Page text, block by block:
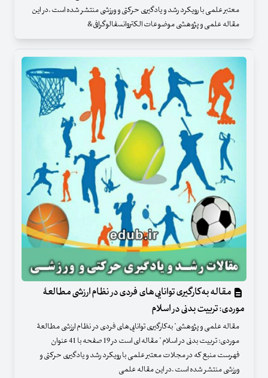
معتبر علمی با رویکرد رشد و یادگیری حرکتی و ورزشی منتشر شده است .در این
مقاله علمی و پژوهشی موضوعات الکتروانسفالوگرافی&
مقاله به‌کارگیری توانایی‌های فردی در نظام ارزشی مطالعۀ
موردی: تربیت بدنی در اسلام
مقاله علمی و پژوهشی" به‌کارگیری توانایی‌های فردی در نظام ارزشی مطالعۀ
موردی: تربیت بدنی در اسلام " مقاله ای است در 19 صفحه با 41 عنوان
فهرست منبع که در مجلات معتبر علمی با رویکرد رشد و یادگیری حرکتی و
ورزشی منتشر شده است .در این مقاله علمی